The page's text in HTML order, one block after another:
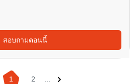
สอบถามตอนนี้
1 2 ...